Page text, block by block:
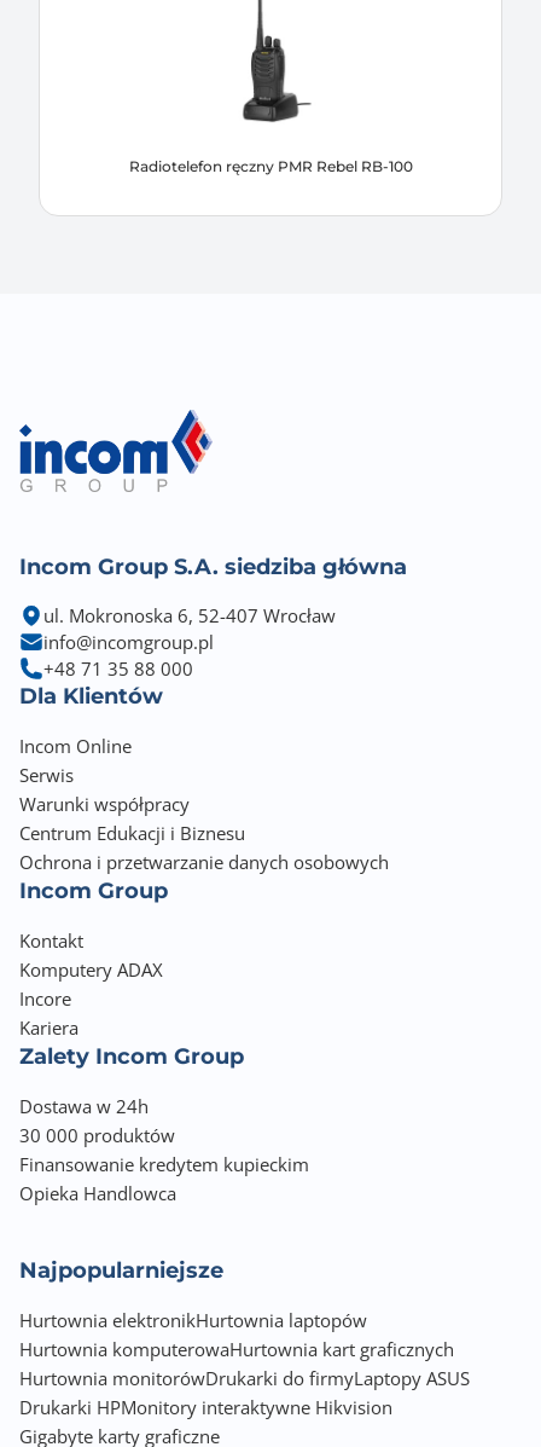
Radiotelefon ręczny PMR Rebel RB-100
Incom Group S.A. siedziba główna
ul. Mokronoska 6, 52-407 Wrocław
info@incomgroup.pl
+48 71 35 88 000
Dla Klientów
Incom Online
Serwis
Warunki współpracy
Centrum Edukacji i Biznesu
Ochrona i przetwarzanie danych osobowych
Incom Group
Kontakt
Komputery ADAX
Incore
Kariera
Zalety Incom Group
Dostawa w 24h
30 000 produktów
Finansowanie kredytem kupieckim
Opieka Handlowca
Najpopularniejsze
Hurtownia elektronikHurtownia laptopów
Hurtownia komputerowaHurtownia kart graficznych
Hurtownia monitorówDrukarki do firmyLaptopy ASUS
Drukarki HPMonitory interaktywne Hikvision
Gigabyte karty graficzne